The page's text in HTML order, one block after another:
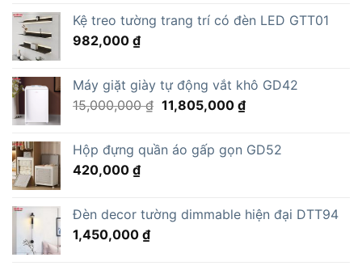
Kệ treo tường trang trí có đèn LED GTT01
982,000 ₫
Máy giặt giày tự động vắt khô GD42
15,000,000₫ Giá
15,000,000 ₫.
11,805,000 ₫Giá
là:
Hộp đựng quần áo gấp gọn GD52
420,000 ₫
Đèn decor tường dimmable hiện đại DTT94
1,450,000 ₫